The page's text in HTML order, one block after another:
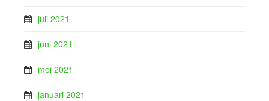
juli 2021
juni 2021
mei 2021
januari 2021